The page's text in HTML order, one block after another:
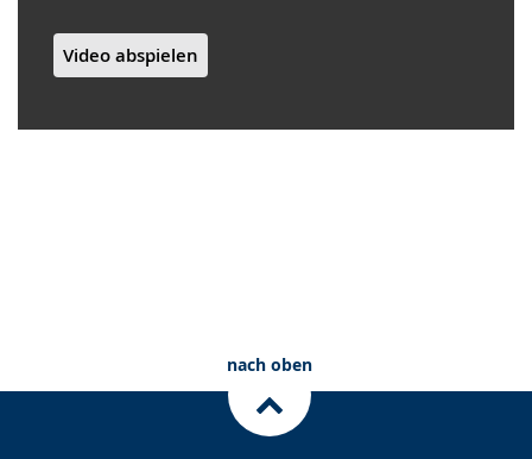
Video abspielen
nach oben